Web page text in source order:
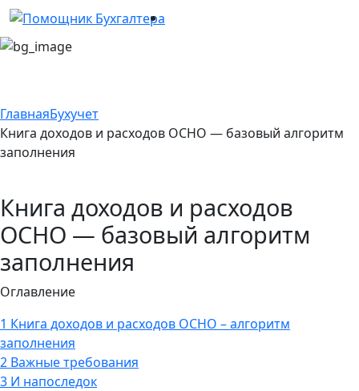
ГлавнаяБухучет
Книга доходов и расходов ОСНО — базовый алгоритм
заполнения
Книга доходов и расходов
ОСНО — базовый алгоритм
заполнения
Оглавление
1 Книга доходов и расходов ОСНО – алгоритм
заполнения
2 Важные требования
3 И напоследок